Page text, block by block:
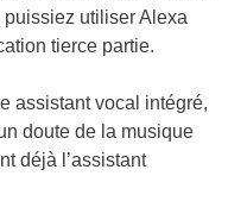
utiliser Alexa
tierce partie.
assistant vocal intégré,
doute de la musique
déjà l’assistant